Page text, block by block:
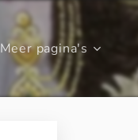
Meer pagina's